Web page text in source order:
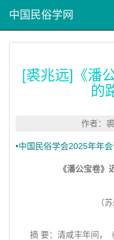
中国民俗学网
[裘兆远]《潘
的
作者：
•中国民俗学会2025年年会
《潘公宝卷》
（
摘 要：清咸丰年间，